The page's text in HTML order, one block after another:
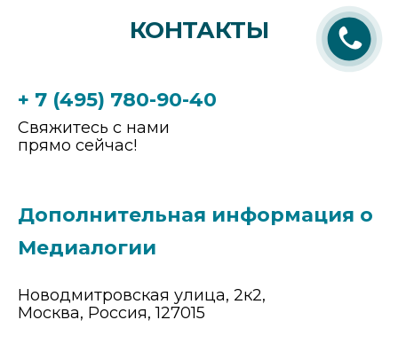
КОНТАКТЫ
+ 7 (495) 780-90-40
Свяжитесь с нами
прямо сейчас!
Дополнительная информация о
Медиалогии
Новодмитровская улица, 2к2,
Москва, Россия, 127015